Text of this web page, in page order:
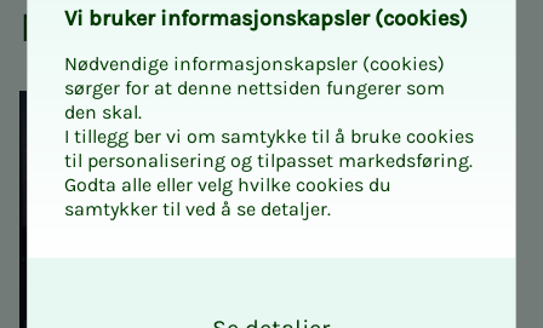
NITO In­­­tro 1
Vi bru­­­ker in­­­for­­­ma­­­sjons­­­kaps­­­­­ler (cookies)
Nødvendige informasjonskapsler (cookies)
sørger for at denne nettsiden fungerer som
den skal.
I tillegg ber vi om samtykke til å bruke cookies
til personalisering og tilpasset markedsføring.
Godta alle eller velg hvilke cookies du
samtykker til ved å se detaljer.